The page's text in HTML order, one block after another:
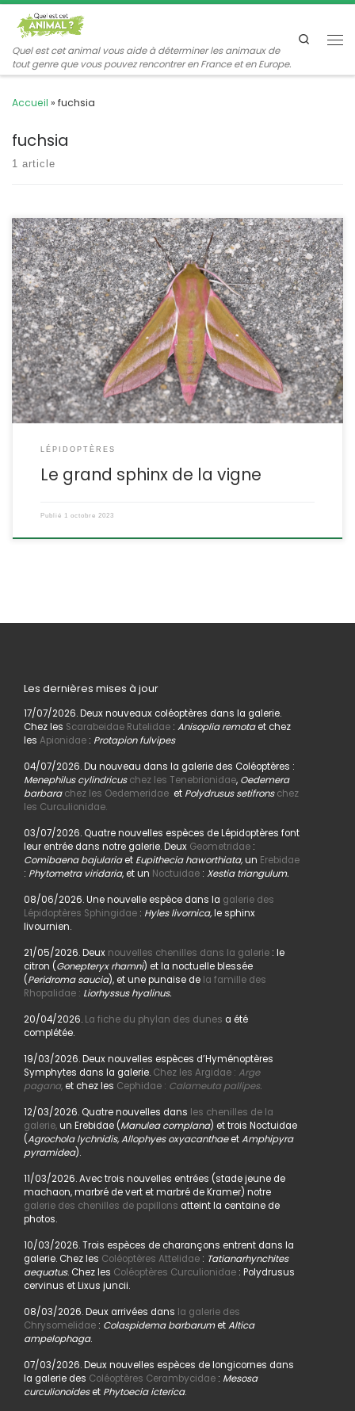
Passer au contenu
Quel est cet animal vous aide à déterminer les animaux de
tout genre que vous pouvez rencontrer en France et en Europe.
Search
Accueil » fuchsia
fuchsia
1 article
Très proche du petit sphinx de la vigne, le grand sphinx de la
vigne est encore plus voyant avec sa parure vert et rose. L’un
comme l’autre ne sont pas inféodés à la vigne et l’allusion aux
pourceaux est due à la sorte de groin que possèdent les
chenilles. Deilephile elpenor Linnaeus,1758 […]
LÉPIDOPTÈRES
Le grand sphinx de la vigne
Publié 1 octobre 2023
Les dernières mises à jour
17/07/2026. Deux nouveaux coléoptères dans la galerie.
Chez les Scarabeidae Rutelidae: Anisoplia remotaet chez
les Apionidae: Protapion fulvipes
04/07/2026. Du nouveau dans la galerie des Coléoptères :
Menephilus cylindricus chez les Tenebrionidae,Oedemera
barbara chez les Oedemeridaeet Polydrusus setifrons chez
les Curculionidae.
03/07/2026. Quatre nouvelles espèces de Lépidoptères font
leur entrée dans notre galerie. Deux Geometridae:
Comibaena bajulariaet Eupithecia haworthiata,un Erebidae
: Phytometra viridaria, et un Noctuidae: Xestia triangulum.
08/06/2026. Une nouvelle espèce dans la galerie des
Lépidoptères Sphingidae: Hyles livornica,le sphinx
livournien.
21/05/2026. Deux nouvelles chenilles dans la galerie : le
citron (Gonepteryx rhamni) et la noctuelle blessée
(Peridroma saucia), et une punaise dela famille des
Rhopalidae : Liorhyssus hyalinus.
20/04/2026. La fiche du phylan des dunes a été
complétée.
19/03/2026. Deux nouvelles espèces d’Hyménoptères
Symphytes dans la galerie. Chez les Argidae : Arge
pagana,et chez les Cephidae : Calameuta pallipes.
12/03/2026. Quatre nouvelles dans les chenilles de la
galerie,un Erebidae (Manulea complana) et trois Noctuidae
(Agrochola lychnidis, Allophyes oxyacanthaeetAmphipyra
pyramidea).
11/03/2026. Avec trois nouvelles entrées (stade jeune de
machaon, marbré de vert et marbré de Kramer) notre
galerie des chenilles de papillons atteint la centaine de
photos.
10/03/2026. Trois espèces de charançons entrent dans la
galerie. Chez les Coléoptères Attelidae: Tatianarhynchites
aequatus. Chez les Coléoptères Curculionidae: Polydrusus
cervinus et Lixus juncii.
08/03/2026. Deux arrivées dans la galerie des
Chrysomelidae: Colaspidema barbarumetAltica
ampelophaga.
07/03/2026. Deux nouvelles espèces de longicornes dans
la galerie des Coléoptères Cerambycidae: Mesosa
curculionoideset Phytoecia icterica.